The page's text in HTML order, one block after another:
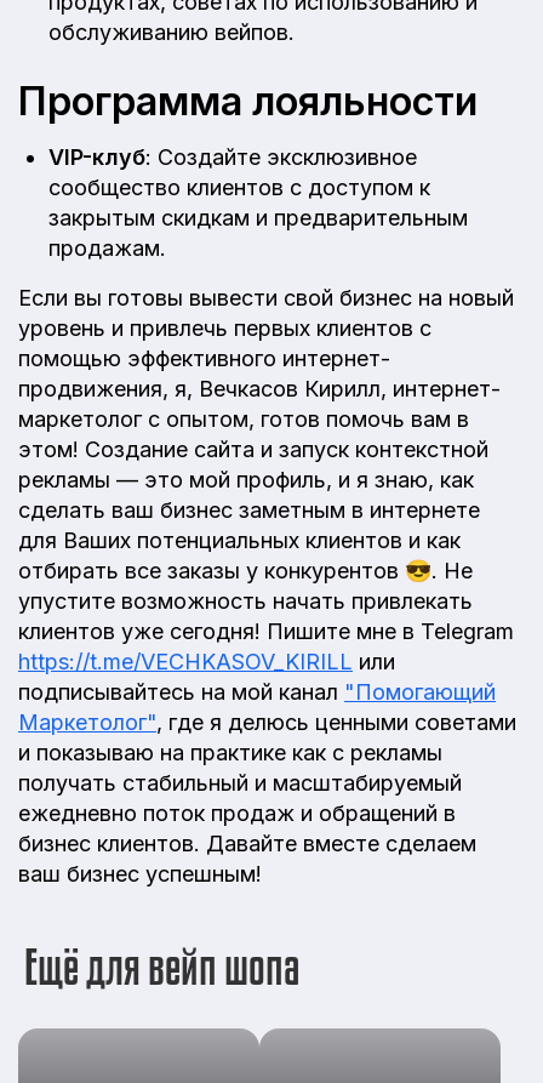
обслуживанию вейпов.
Программа лояльности
VIP-клуб: Создайте эксклюзивное
сообщество клиентов с доступом к
закрытым скидкам и предварительным
продажам.
Если вы готовы вывести свой бизнес на новый
уровень и привлечь первых клиентов с
помощью эффективного интернет-
продвижения, я, Вечкасов Кирилл, интернет-
маркетолог с опытом, готов помочь вам в
этом! Создание сайта и запуск контекстной
рекламы — это мой профиль, и я знаю, как
сделать ваш бизнес заметным в интернете
для Ваших потенциальных клиентов и как
отбирать все заказы у конкурентов 😎. Не
упустите возможность начать привлекать
клиентов уже сегодня! Пишите мне в Telegram
https://t.me/VECHKASOV_KIRILL или
подписывайтесь на мой канал "Помогающий
Маркетолог", где я делюсь ценными советами
и показываю на практике как с рекламы
получать стабильный и масштабируемый
ежедневно поток продаж и обращений в
бизнес клиентов. Давайте вместе сделаем
ваш бизнес успешным!
Ещё для вейп шопа